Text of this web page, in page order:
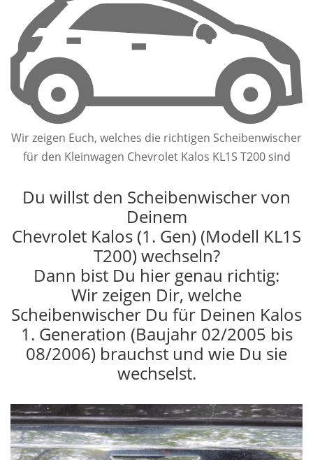
Wir zeigen Euch, welches die richtigen Scheibenwischer
für den Kleinwagen Chevrolet Kalos KL1S T200 sind
Du willst den Scheibenwischer von
Deinem
Chevrolet Kalos (1. Gen) (Modell KL1S
T200) wechseln?
Dann bist Du hier genau richtig:
Wir zeigen Dir, welche
Scheibenwischer Du für Deinen Kalos
1. Generation (Baujahr 02/2005 bis
08/2006) brauchst und wie Du sie
wechselst.